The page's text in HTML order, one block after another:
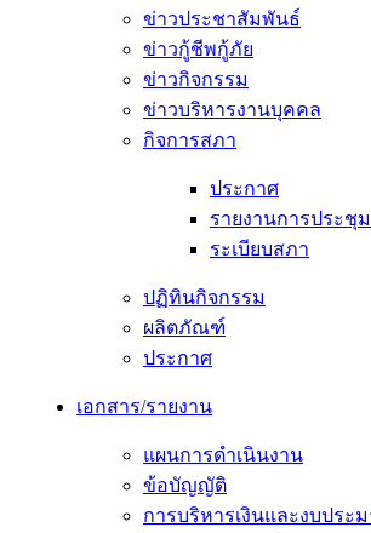
ข่าวประชาสัมพันธ์
ข่าวกู้ชีพกู้ภัย
ข่าวกิจกรรม
ข่าวบริหารงานบุคคล
กิจการสภา
ประกาศ
รายงานการประชุม
ระเบียบสภา
ปฏิทินกิจกรรม
ผลิตภัณฑ์
ประกาศ
เอกสาร/รายงาน
แผนการดำเนินงาน
ข้อบัญญัติ
การบริหารเงินและงบประ